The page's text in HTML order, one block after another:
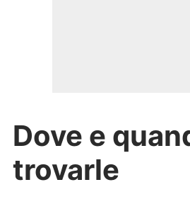
Dove e
trovarle